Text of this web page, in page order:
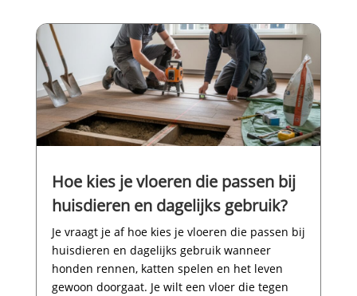
Hoe kies je vloeren die passen bij
huisdieren en dagelijks gebruik?
Je vraagt je af hoe kies je vloeren die passen bij
huisdieren en dagelijks gebruik wanneer
honden rennen, katten spelen en het leven
gewoon doorgaat.​ Je wilt een vloer die tegen